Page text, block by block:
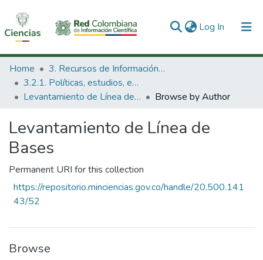
Log In (current)
Communities & Collections
All of DSpace
Home
3. Recursos de Información Científica y Tecnológica
3.2.1. Políticas, estudios, evaluaciones e indicadores de CTeI
Levantamiento de Línea de Bases
Browse by Author
Levantamiento de Línea de
Bases
Permanent URI for this collection
https://repositorio.minciencias.gov.co/handle/20.500.141
43/52
Browse